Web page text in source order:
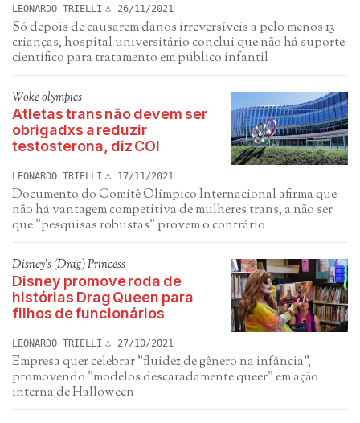
LEONARDO TRIELLI 26/11/2021
Só depois de causarem danos irreversíveis a pelo menos 13
crianças, hospital universitário conclui que não há suporte
científico para tratamento em público infantil
Woke olympics
Atletas trans não devem ser
obrigadxs a reduzir
testosterona, diz COI
LEONARDO TRIELLI 17/11/2021
Documento do Comitê Olímpico Internacional afirma que
não há vantagem competitiva de mulheres trans, a não ser
que "pesquisas robustas" provem o contrário
Disney's (Drag) Princess
Disney promove roda de
histórias Drag Queen para
filhos de funcionários
LEONARDO TRIELLI 27/10/2021
Empresa quer celebrar "fluidez de gênero na infância",
promovendo "modelos descaradamente queer" em ação
interna de Halloween